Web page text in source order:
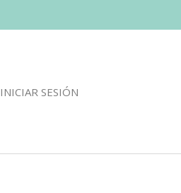
INICIAR SESIÓN